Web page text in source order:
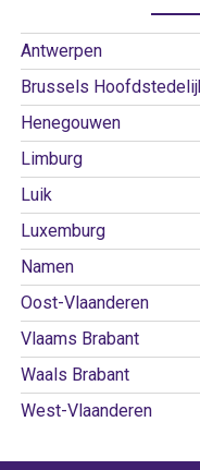
Antwerpen
Brussels
Henegouwen
Limburg
Luik
Luxemburg
Namen
Oost-Vlaanderen
Vlaams Brabant
Waals Brabant
West-Vlaanderen